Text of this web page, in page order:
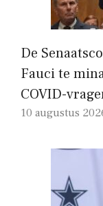
De
Fauci te
COVID-
10 augustus